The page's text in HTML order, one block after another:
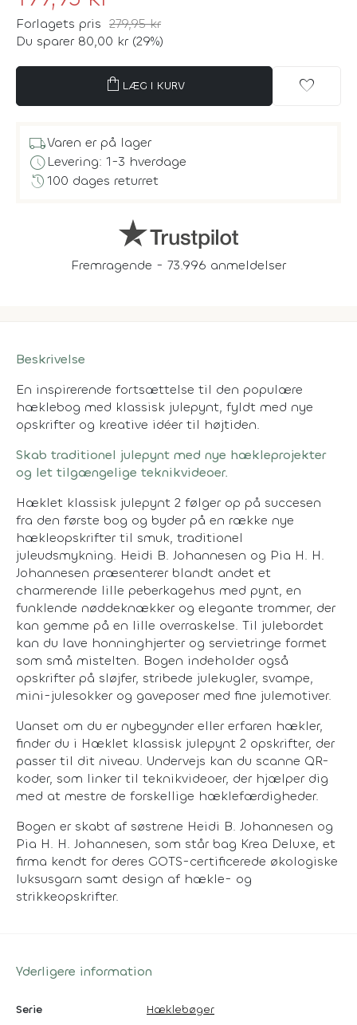
Forlagets pris 279,95 kr
Du sparer 80,00 kr (29%)
shopping_bag LÆG I KURV favorite
local_shippingVaren er på lager
scheduleLevering: 1-3 hverdage
history100 dages returret
Fremragende - 73.996 anmeldelser
Beskrivelse
En inspirerende fortsættelse til den populære
hæklebog med klassisk julepynt, fyldt med nye
opskrifter og kreative idéer til højtiden.
Skab traditionel julepynt med nye hækleprojekter
og let tilgængelige teknikvideoer.
Hæklet klassisk julepynt 2 følger op på succesen
fra den første bog og byder på en række nye
hækleopskrifter til smuk, traditionel
juleudsmykning. Heidi B. Johannesen og Pia H. H.
Johannesen præsenterer blandt andet et
charmerende lille peberkagehus med pynt, en
funklende nøddeknækker og elegante trommer, der
kan gemme på en lille overraskelse. Til julebordet
kan du lave honninghjerter og servietringe formet
som små mistelten. Bogen indeholder også
opskrifter på sløjfer, stribede julekugler, svampe,
mini-julesokker og gaveposer med fine julemotiver.
Uanset om du er nybegynder eller erfaren hækler,
finder du i Hæklet klassisk julepynt 2 opskrifter, der
passer til dit niveau. Undervejs kan du scanne QR-
koder, som linker til teknikvideoer, der hjælper dig
med at mestre de forskellige hæklefærdigheder.
Bogen er skabt af søstrene Heidi B. Johannesen og
Pia H. H. Johannesen, som står bag Krea Deluxe, et
firma kendt for deres GOTS-certificerede økologiske
luksusgarn samt design af hækle- og
strikkeopskrifter.
Yderligere information
Serie
Hæklebøger